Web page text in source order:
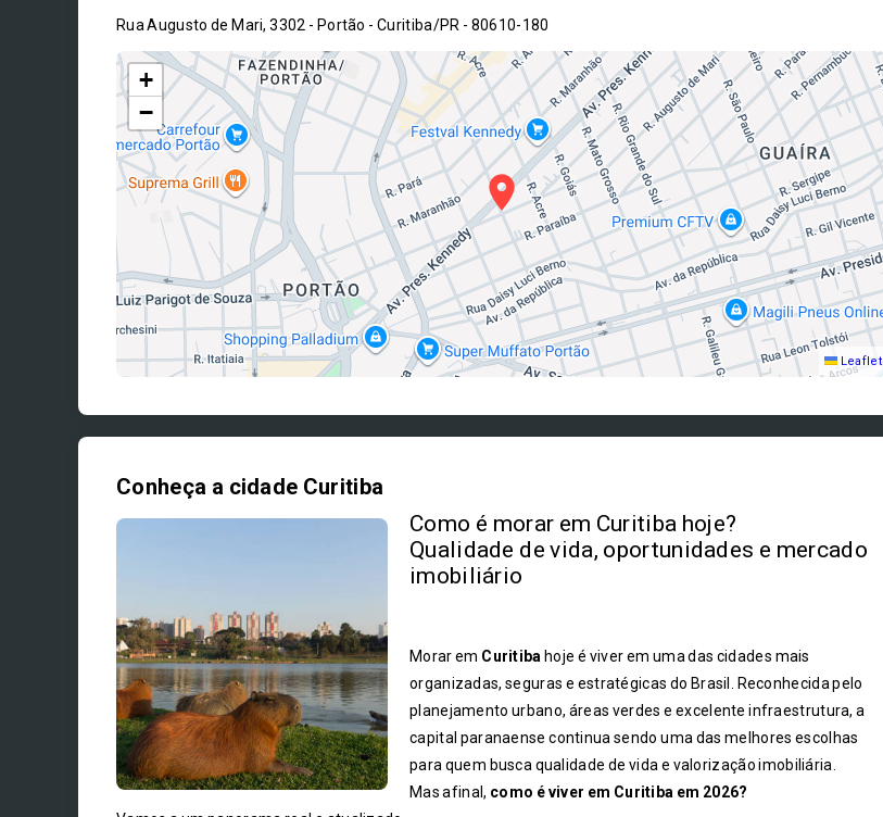
Rua Augusto de Mari, 3302 - Portão - Curitiba/PR - 80610-180
+
−
Leaflet
Conheça a cidade Curitiba
Como é morar em Curitiba hoje?
Qualidade de vida, oportunidades e mercado
imobiliário
Morar em Curitiba hoje é viver em uma das cidades mais
organizadas, seguras e estratégicas do Brasil. Reconhecida pelo
planejamento urbano, áreas verdes e excelente infraestrutura, a
capital paranaense continua sendo uma das melhores escolhas
para quem busca qualidade de vida e valorização imobiliária.
Mas afinal, como é viver em Curitiba em 2026?